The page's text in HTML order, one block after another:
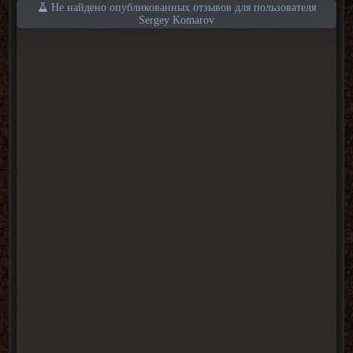
Не найдено опубликованных отзывов для пользователя
Sergey Komarov